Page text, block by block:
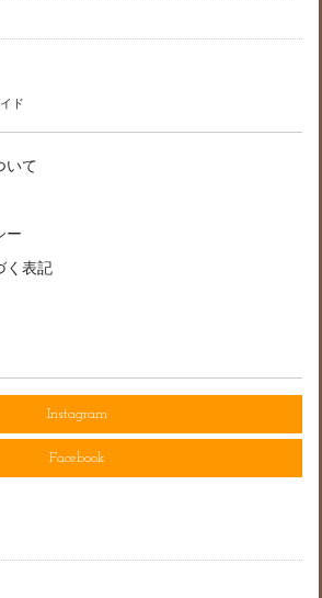
ド
いて
ー
く表記
Instagram
Facebook